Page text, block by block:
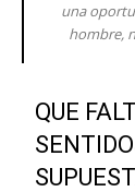
una
hombre,
QUE